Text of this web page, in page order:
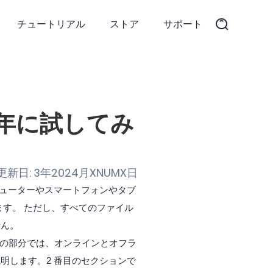
チュートリアル ストア サポート
試してみ
新日: 3年2024月XNUMX日
ーターやスマートフォンやタブ
。 ただし、すべてのファイル
。
部分では、オンラインとオフラ
します。2 番目のセクションで